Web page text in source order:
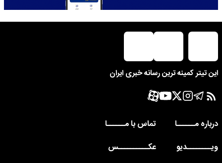
این تیتر کمینه ترین رسانه خبری ایران
درباره مــــــا
تماس با مــــــا
ویــــــــدیو
عکــــــــــس